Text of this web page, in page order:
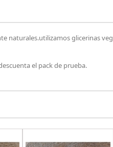
glicerinas
el pack de prueba.